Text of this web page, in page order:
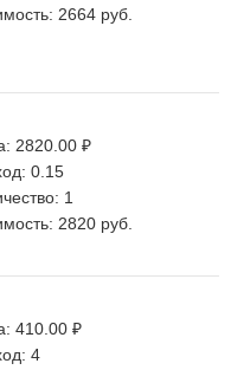
2664 руб.
2820.00 ₽
0.15
1
2820 руб.
410.00 ₽
4